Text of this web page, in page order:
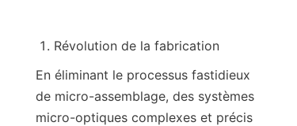
Révolution de la fabrication
En éliminant le processus fastidieux
de micro-assemblage, des systèmes
micro-optiques complexes et précis